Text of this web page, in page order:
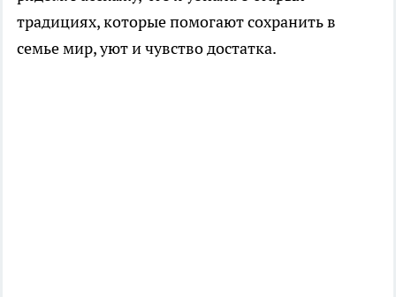
традициях, которые помогают сохранить в
семье мир, уют и чувство достатка.